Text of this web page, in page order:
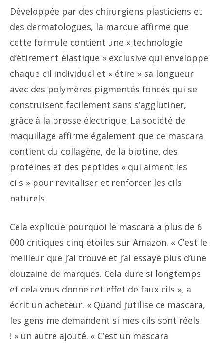
Développée par des chirurgiens plasticiens et
des dermatologues, la marque affirme que
cette formule contient une « technologie
d’étirement élastique » exclusive qui enveloppe
chaque cil individuel et « étire » sa longueur
avec des polymères pigmentés foncés qui se
construisent facilement sans s’agglutiner,
grâce à la brosse électrique. La société de
maquillage affirme également que ce mascara
contient du collagène, de la biotine, des
protéines et des peptides « qui aiment les
cils » pour revitaliser et renforcer les cils
naturels.
Cela explique pourquoi le mascara a plus de 6
000 critiques cinq étoiles sur Amazon. « C’est le
meilleur que j’ai trouvé et j’ai essayé plus d’une
douzaine de marques. Cela dure si longtemps
et cela vous donne cet effet de faux cils », a
écrit un acheteur. « Quand j’utilise ce mascara,
les gens me demandent si mes cils sont réels
! » un autre ajouté. « C’est un mascara